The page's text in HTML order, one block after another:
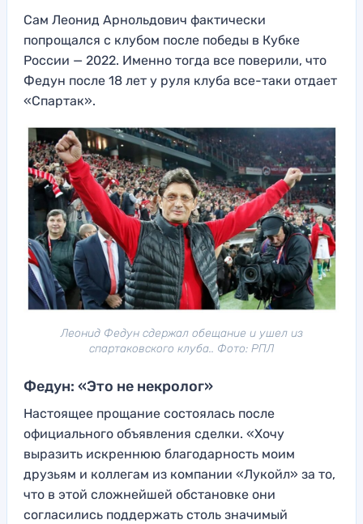
Сам Леонид Арнольдович фактически
попрощался с клубом после победы в Кубке
России — 2022. Именно тогда все поверили, что
Федун после 18 лет у руля клуба все-таки отдает
«Спартак».
Леонид Федун сдержал обещание и ушел из
спартаковского клуба.. Фото: РПЛ
Федун: «Это не некролог»
Настоящее прощание состоялась после
официального объявления сделки. «Хочу
выразить искреннюю благодарность моим
друзьям и коллегам из компании «Лукойл» за то,
что в этой сложнейшей обстановке они
согласились поддержать столь значимый